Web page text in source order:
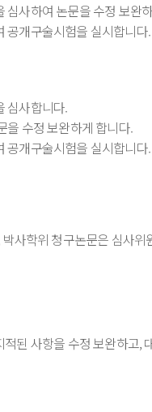
심사하여 논문을 수정 보완
공개구술시험을 실시합니다.
심사합니다.
을 수정 보완하게 합니다.
공개구술시험을 실시합니다.
사학위 청구논문은 심사
된 사항을 수정 보완하고